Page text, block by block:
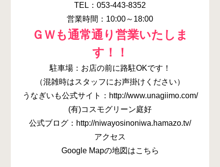
TEL：053-443-8352
営業時間：10:00～18:00
ＧＷも通常通り営業いたしま
す！！
駐車場：お店の前に路駐OKです！
（混雑時はスタッフにお声掛けください）
うなぎいも公式サイト：http://www.unagiimo.com/
(有)コスモグリーン庭好
公式ブログ：http://niwayosinoniwa.hamazo.tv/
アクセス
Google Mapの地図はこちら